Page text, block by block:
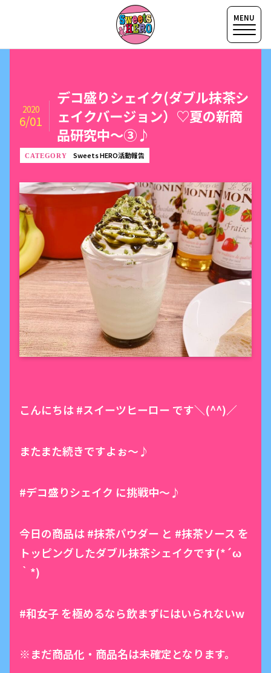
デコ盛りシェイク(ダブル抹茶シ
ェイクバージョン）♡夏の新商
品研究中〜③♪
2020
6/01
Sweets HERO活動報告
こんにちは #スイーツヒーロー です＼(^^)／
またまた続きですよぉ〜♪
#デコ盛りシェイク に挑戦中〜♪
今日の商品は #抹茶パウダー と #抹茶ソース を
トッピングしたダブル抹茶シェイクです(*´ω
｀*)
#和女子 を極めるなら飲まずにはいられないw
※まだ商品化・商品名は未確定となります。